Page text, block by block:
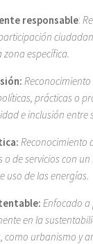
responsable:
específica.
prácticas o
e inclusión entre
Reconocimiento
de servicios con
uso de las energías.
Enfocado
en la
como urbanismo y